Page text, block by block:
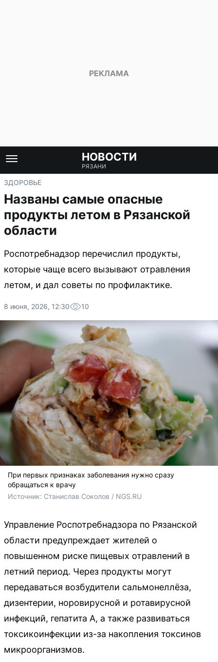
НОВОСТИ
РЯЗАНИ
ЗДОРОВЬЕ
Названы самые опасные
продукты летом в Рязанской
области
Роспотребнадзор перечислил продукты,
которые чаще всего вызывают отравления
летом, и дал советы по профилактике.
8 июня, 2026, 12:30 10
При первых признаках заболевания нужно сразу
обращаться к врачу
Источник: Станислав Соколов / NGS.RU
Управление Роспотребнадзора по Рязанской
области предупреждает жителей о
повышенном риске пищевых отравлений в
летний период. Через продукты могут
передаваться возбудители сальмонеллёза,
дизентерии, норовирусной и ротавирусной
инфекций, гепатита А, а также развиваться
токсикоинфекции из-за накопления токсинов
микроорганизмов.